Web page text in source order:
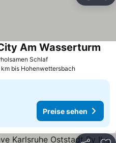
SchlafPreise sehen
Am Wasserturm
bis Hohenwettersbach
Preise sehen